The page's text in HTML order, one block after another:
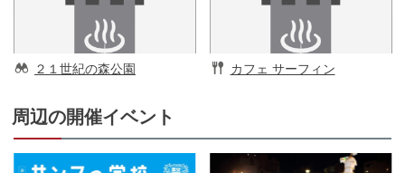
２１世紀の森公園 カフェ サーフィン
周辺の開催イベント